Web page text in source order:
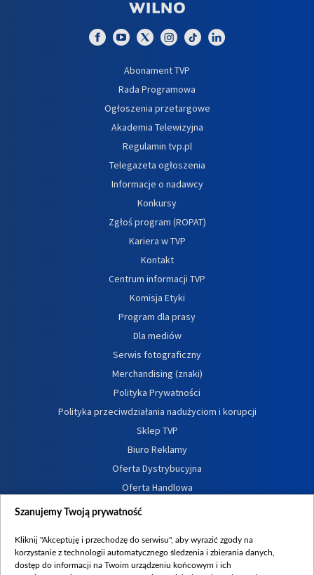
Abonament TVP
Rada Programowa
Ogłoszenia przetargowe
Akademia Telewizyjna
Regulamin tvp.pl
Telegazeta ogłoszenia
Informacje o nadawcy
Konkursy
Zgłoś program (ROPAT)
Kariera w TVP
Kontakt
Centrum informacji TVP
Komisja Etyki
Program dla prasy
Dla mediów
Serwis fotograficzny
Merchandising (znaki)
Polityka Prywatności
Polityka przeciwdziałania nadużyciom i korupcji
Sklep TVP
Biuro Reklamy
Oferta Dystrybucyjna
Oferta Handlowa
Dostępność
Procedura zgłoszeń wewnętrznych
Szanujemy Twoją prywatność
Kliknij "Akceptuję i przechodzę do serwisu", aby wyrazić zgody na
korzystanie z technologii automatycznego śledzenia i zbierania danych,
dostęp do informacji na Twoim urządzeniu końcowym i ich